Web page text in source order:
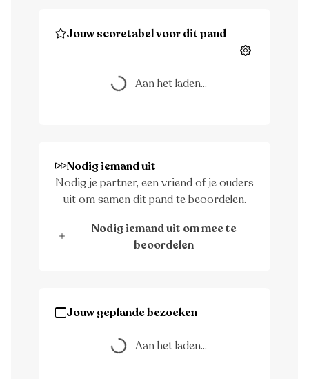
Jouw scoretabel voor dit pand
Instellingen
Aan het laden...
Aan het laden...
Nodig iemand uit
Nodig je partner, een vriend of je ouders
uit om samen dit pand te beoordelen.
Nodig iemand uit om mee te
beoordelen
Jouw geplande bezoeken
Aan het laden...
Aan het laden...